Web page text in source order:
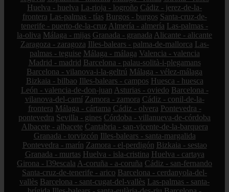
Huelva - huelva La-rioja - logroño Cádiz - jerez-de-la-
frontera Las-palmas - tías Burgos - burgos Santa-cruz-de-
tenerife - puerto-de-la-cruz Almería - almería Las-palmas -
la-oliva Málaga - mijas Granada - granada Alicante - alicante
Zaragoza - zaragoza Illes-balears - palma-de-mallorca Las-
palmas - teguise Málaga - málaga Valencia - valencia
Madrid - madrid Barcelona - palau-solità-i-plegamans
Barcelona - vilanova-i-la-geltrú Málaga - vélez-málaga
Bizkaia - bilbao Illes-balears - campos Huesca - huesca
León - valencia-de-don-juan Asturias - oviedo Barcelona -
vilanova-del-camí Zamora - zamora Cádiz - conil-de-la-
frontera Málaga - cártama Cádiz - olvera Pontevedra -
pontevedra Sevilla - gines Córdoba - villanueva-de-córdoba
Albacete - albacete Cantabria - san-vicente-de-la-barquera
Granada - torvizcón Illes-balears - santa-margalida
Pontevedra - marín Zamora - el-perdigón Bizkaia - sestao
Granada - murtas Huelva - isla-cristina Huelva - cartaya
Girona - l39escala A-coruña - a-coruña Cádiz - san-fernando
Santa-cruz-de-tenerife - arico Barcelona - cerdanyola-del-
vallès Barcelona - sant-cugat-del-vallès Las-palmas - santa-